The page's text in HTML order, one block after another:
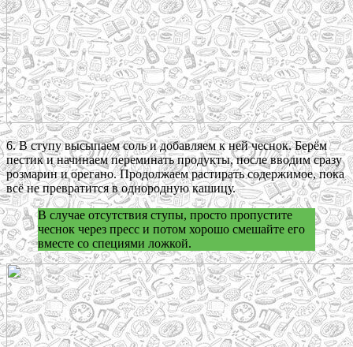
6. В ступу высыпаем соль и добавляем к ней чеснок. Берём
пестик и начинаем переминать продукты, после вводим сразу
розмарин и орегано. Продолжаем растирать содержимое, пока
всё не превратится в однородную кашицу.
В случае отсутствия ступы, просто пропустите
чеснок через пресс и потом хорошо смешайте его
вместе со специями ложкой.